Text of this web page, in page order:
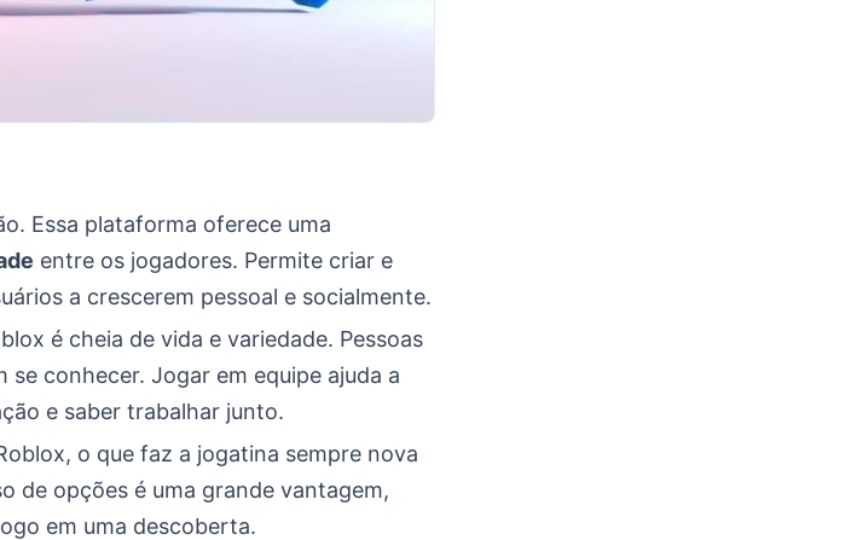
Essa plataforma oferece uma
entre os jogadores. Permite criar e
a crescerem pessoal e socialmente.
é cheia de vida e variedade. Pessoas
se conhecer. Jogar em equipe ajuda a
e saber trabalhar junto.
o que faz a jogatina sempre nova
de opções é uma grande vantagem,
em uma descoberta.